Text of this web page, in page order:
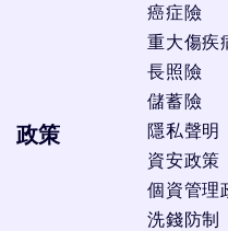
癌症險
重大傷疾
長照險
儲蓄險
政策
隱私聲明
資安政策
個資管理
洗錢防制